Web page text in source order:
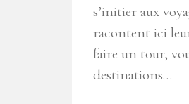
s’initier aux
racontent ici
faire un tour,
destinations…